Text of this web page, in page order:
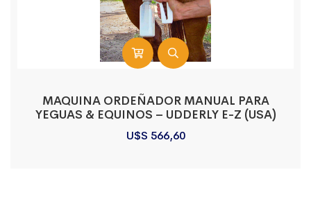
MAQUINA ORDEÑADOR MANUAL PARA
YEGUAS & EQUINOS – UDDERLY E-Z (USA)
U$S 566,60